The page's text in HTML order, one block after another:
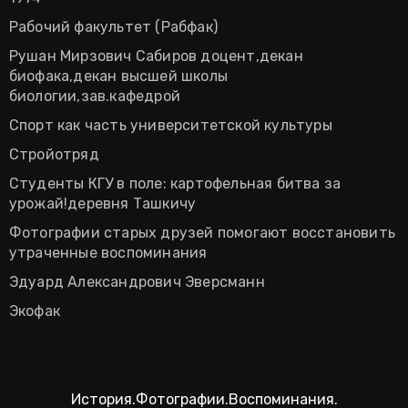
Рабочий факультет (Рабфак)
Рушан Мирзович Сабиров доцент,декан
биофака,декан высшей школы
биологии,зав.кафедрой
Спорт как часть университетской культуры
Стройотряд
Студенты КГУ в поле: картофельная битва за
урожай!деревня Ташкичу
Фотографии старых друзей помогают восстановить
утраченные воспоминания
Эдуард Александрович Эверсманн
Экофак
История.Фотографии.Воспоминания.